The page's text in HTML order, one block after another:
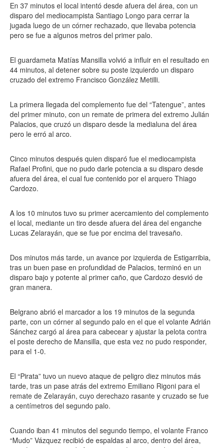
En 37 minutos el local intentó desde afuera del área, con un
disparo del mediocampista Santiago Longo para cerrar la
jugada luego de un córner rechazado, que llevaba potencia
pero se fue a algunos metros del primer palo.
El guardameta Matías Mansilla volvió a influir en el resultado en
44 minutos, al detener sobre su poste izquierdo un disparo
cruzado del extremo Francisco González Metilli.
La primera llegada del complemento fue del “Tatengue”, antes
del primer minuto, con un remate de primera del extremo Julián
Palacios, que cruzó un disparo desde la medialuna del área
pero le erró al arco.
Cinco minutos después quien disparó fue el mediocampista
Rafael Profini, que no pudo darle potencia a su disparo desde
afuera del área, el cual fue contenido por el arquero Thiago
Cardozo.
A los 10 minutos tuvo su primer acercamiento del complemento
el local, mediante un tiro desde afuera del área del enganche
Lucas Zelarayán, que se fue por encima del travesaño.
Dos minutos más tarde, un avance por izquierda de Estigarribia,
tras un buen pase en profundidad de Palacios, terminó en un
disparo bajo y potente al primer caño, que Cardozo desvió de
gran manera.
Belgrano abrió el marcador a los 19 minutos de la segunda
parte, con un córner al segundo palo en el que el volante Adrián
Sánchez cargó al área para cabecear y ajustar la pelota contra
el poste derecho de Mansilla, que esta vez no pudo responder,
para el 1-0.
El “Pirata” tuvo un nuevo ataque de peligro diez minutos más
tarde, tras un pase atrás del extremo Emiliano Rigoni para el
remate de Zelarayán, cuyo derechazo rasante y cruzado se fue
a centímetros del segundo palo.
Cuando iban 41 minutos del segundo tiempo, el volante Franco
“Mudo” Vázquez recibió de espaldas al arco, dentro del área,